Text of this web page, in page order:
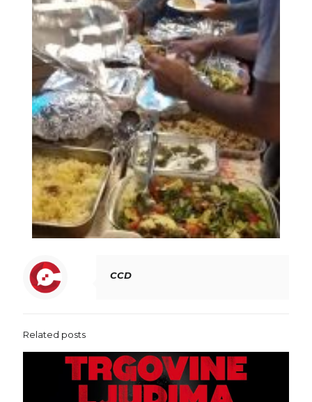
CCD
Related posts